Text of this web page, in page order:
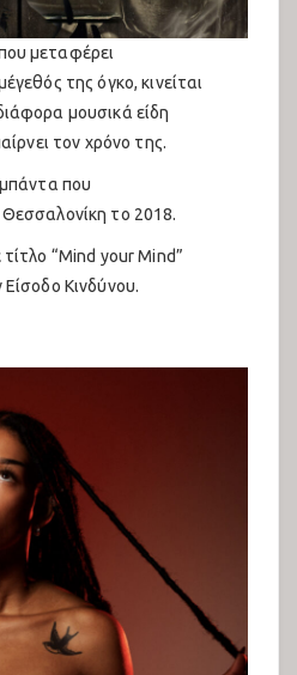
μεταφέρει
της όγκο, κινείται
μουσικά είδη
τον χρόνο της.
που
το 2018.
“Mind your Mind”
Κινδύνου.